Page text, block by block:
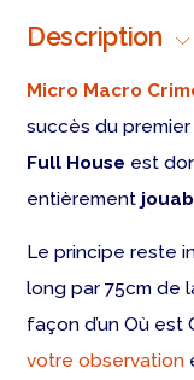
Description
Micro Macro
succès du
Full House est
entièrement
Le principe reste
long par 75cm de
façon d’un Où est
votre observation